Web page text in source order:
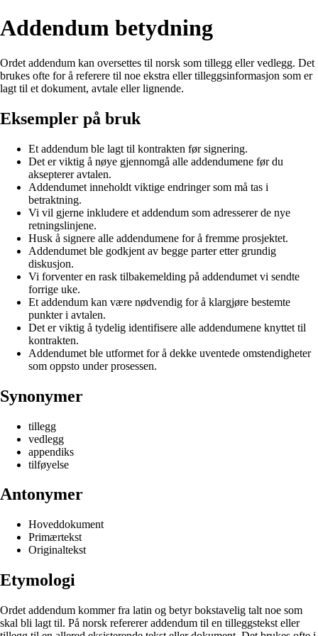
Addendum betydning
Ordet addendum kan oversettes til norsk som tillegg eller vedlegg. Det
brukes ofte for å referere til noe ekstra eller tilleggsinformasjon som er
lagt til et dokument, avtale eller lignende.
Eksempler på bruk
Et addendum ble lagt til kontrakten før signering.
Det er viktig å nøye gjennomgå alle addendumene før du
aksepterer avtalen.
Addendumet inneholdt viktige endringer som må tas i
betraktning.
Vi vil gjerne inkludere et addendum som adresserer de nye
retningslinjene.
Husk å signere alle addendumene for å fremme prosjektet.
Addendumet ble godkjent av begge parter etter grundig
diskusjon.
Vi forventer en rask tilbakemelding på addendumet vi sendte
forrige uke.
Et addendum kan være nødvendig for å klargjøre bestemte
punkter i avtalen.
Det er viktig å tydelig identifisere alle addendumene knyttet til
kontrakten.
Addendumet ble utformet for å dekke uventede omstendigheter
som oppsto under prosessen.
Synonymer
tillegg
vedlegg
appendiks
tilføyelse
Antonymer
Hoveddokument
Primærtekst
Originaltekst
Etymologi
Ordet addendum kommer fra latin og betyr bokstavelig talt noe som
skal bli lagt til. På norsk refererer addendum til en tilleggstekst eller